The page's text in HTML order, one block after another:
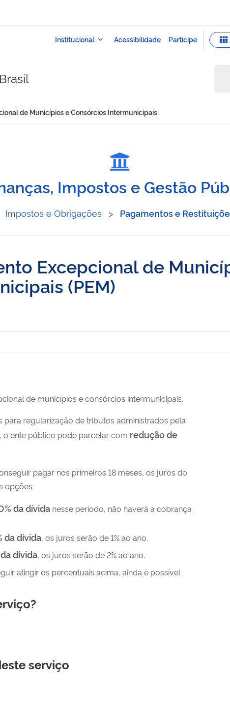
de Municípios e Consórcios Intermunicipais
Impostos e Gestão
Impostos e Obrigações > Pagamentos e
Excepcional de
(PEM)
de municípios e consórcios intermunicipais.
regularização de tributos administrados pela
, o ente público pode parcelar com redução de
pagar nos primeiros 18 meses, os juros do
opções:
da dívida nesse período, não haverá a cobrança
da dívida, os juros serão de 1% ao ano.
da dívida, os juros serão de 2% ao ano.
atingir os percentuais acima, ainda é possível
serviço